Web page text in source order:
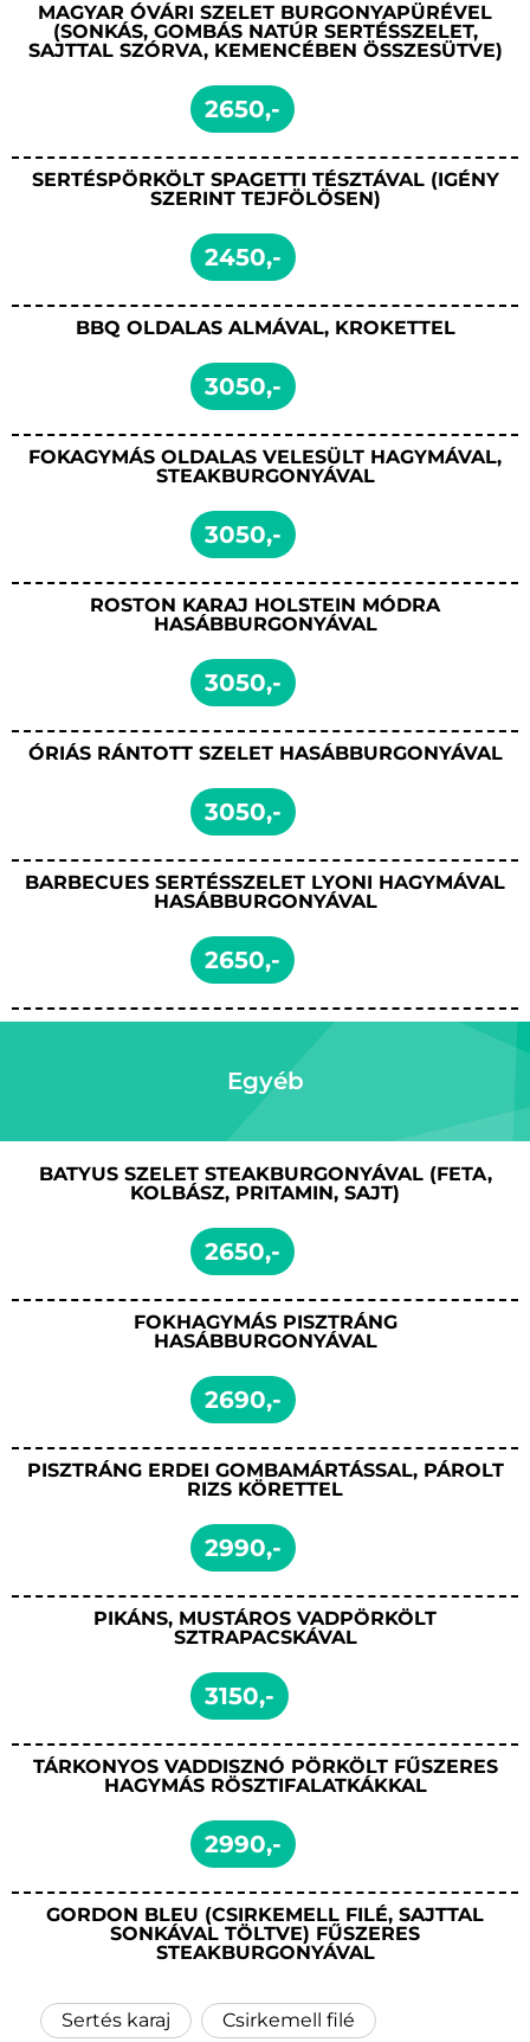
MAGYAR ÓVÁRI SZELET BURGONYAPÜRÉVEL
(SONKÁS, GOMBÁS NATÚR SERTÉSSZELET,
SAJTTAL SZÓRVA, KEMENCÉBEN ÖSSZESÜTVE)
2650,-
SERTÉSPÖRKÖLT SPAGETTI TÉSZTÁVAL (IGÉNY
SZERINT TEJFÖLÖSEN)
2450,-
BBQ OLDALAS ALMÁVAL, KROKETTEL
3050,-
FOKAGYMÁS OLDALAS VELESÜLT HAGYMÁVAL,
STEAKBURGONYÁVAL
3050,-
ROSTON KARAJ HOLSTEIN MÓDRA
HASÁBBURGONYÁVAL
3050,-
ÓRIÁS RÁNTOTT SZELET HASÁBBURGONYÁVAL
3050,-
BARBECUES SERTÉSSZELET LYONI HAGYMÁVAL
HASÁBBURGONYÁVAL
2650,-
Egyéb
BATYUS SZELET STEAKBURGONYÁVAL (FETA,
KOLBÁSZ, PRITAMIN, SAJT)
2650,-
FOKHAGYMÁS PISZTRÁNG
HASÁBBURGONYÁVAL
2690,-
PISZTRÁNG ERDEI GOMBAMÁRTÁSSAL, PÁROLT
RIZS KÖRETTEL
2990,-
PIKÁNS, MUSTÁROS VADPÖRKÖLT
SZTRAPACSKÁVAL
3150,-
TÁRKONYOS VADDISZNÓ PÖRKÖLT FŰSZERES
HAGYMÁS RÖSZTIFALATKÁKKAL
2990,-
GORDON BLEU (CSIRKEMELL FILÉ, SAJTTAL
SONKÁVAL TÖLTVE) FŰSZERES
STEAKBURGONYÁVAL
Sertés karaj Csirkemell filé